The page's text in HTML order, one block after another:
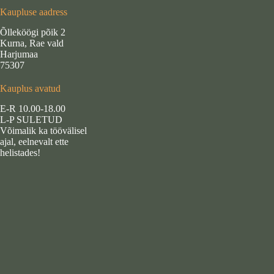
Kaupluse aadress
Õlleköögi põik 2
Kurna, Rae vald
Harjumaa
75307
Kauplus avatud
E-R 10.00-18.00
L-P SULETUD
Võimalik ka töövälisel
ajal, eelnevalt ette
helistades!